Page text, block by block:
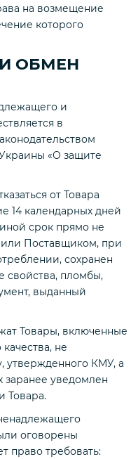
на возмещение
которого
ОБМЕН
и
в
«О защите
от Товара
14 календарных дней
срок прямо не
или Поставщиком, при
сохранен
свойства, пломбы,
выданный
Товары, включенные
не
утвержденного КМУ, а
заранее уведомлен
Товара.
оговорены
право требовать: